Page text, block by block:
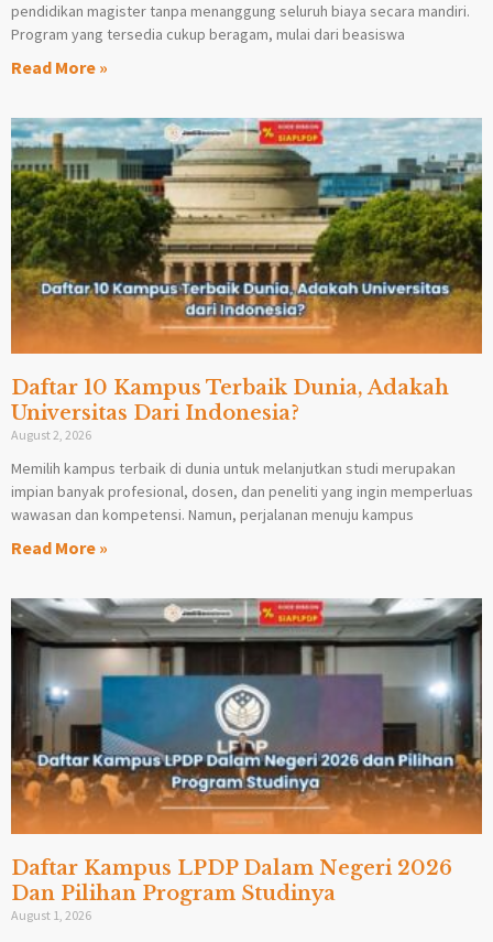
pendidikan magister tanpa menanggung seluruh biaya secara mandiri.
Program yang tersedia cukup beragam, mulai dari beasiswa
Read More »
Daftar 10 Kampus Terbaik Dunia, Adakah
Universitas Dari Indonesia?
August 2, 2026
Memilih kampus terbaik di dunia untuk melanjutkan studi merupakan
impian banyak profesional, dosen, dan peneliti yang ingin memperluas
wawasan dan kompetensi. Namun, perjalanan menuju kampus
Read More »
Daftar Kampus LPDP Dalam Negeri 2026
Dan Pilihan Program Studinya
August 1, 2026